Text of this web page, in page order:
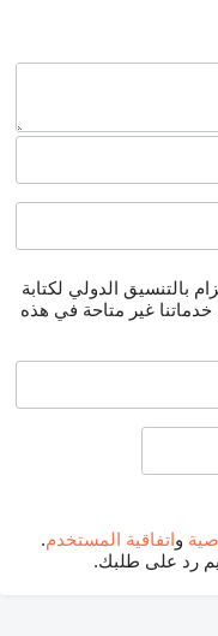
بالتنسيق الدولي لكتابة
خدماتنا غير متاحة في هذه
واتفاقية المستخدم.
رد على طلبك.